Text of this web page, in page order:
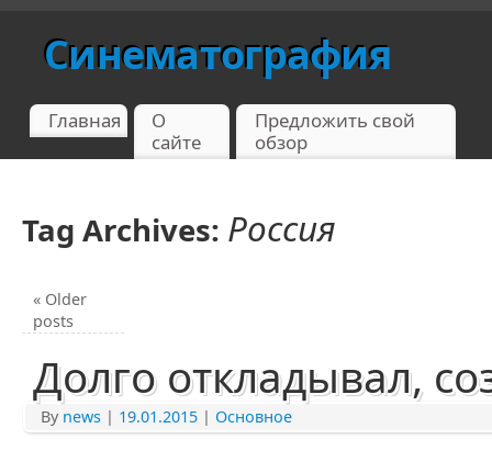
Синематография
Главная
О
сайте
Предложить свой
обзор
Tag Archives: Россия
« Older
posts
Долго откладывал,
By news | 19.01.2015 | Основное